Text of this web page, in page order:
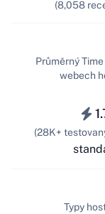
(8,058
(28K+
Průměrný
webech
Typy